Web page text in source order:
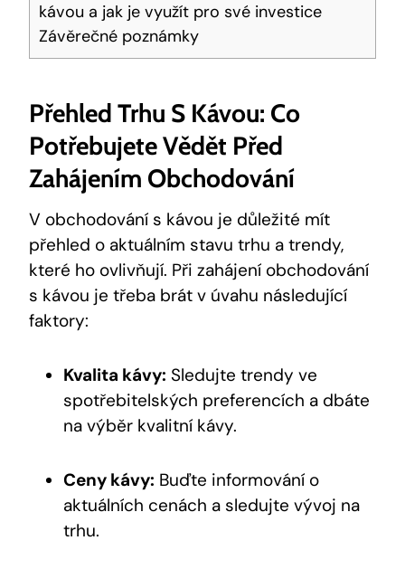
kávou a jak je využít pro své investice
Závěrečné poznámky
Přehled Trhu S Kávou: Co
Potřebujete Vědět Před
Zahájením Obchodování
V obchodování s kávou je důležité mít
přehled o aktuálním stavu trhu a trendy,
které ho ovlivňují. Při zahájení obchodování
s kávou je třeba brát v úvahu následující
faktory:
Kvalita kávy: Sledujte trendy ve
spotřebitelských preferencích a dbáte
na výběr kvalitní kávy.
Ceny kávy: Buďte informování o
aktuálních cenách a sledujte vývoj na
trhu.